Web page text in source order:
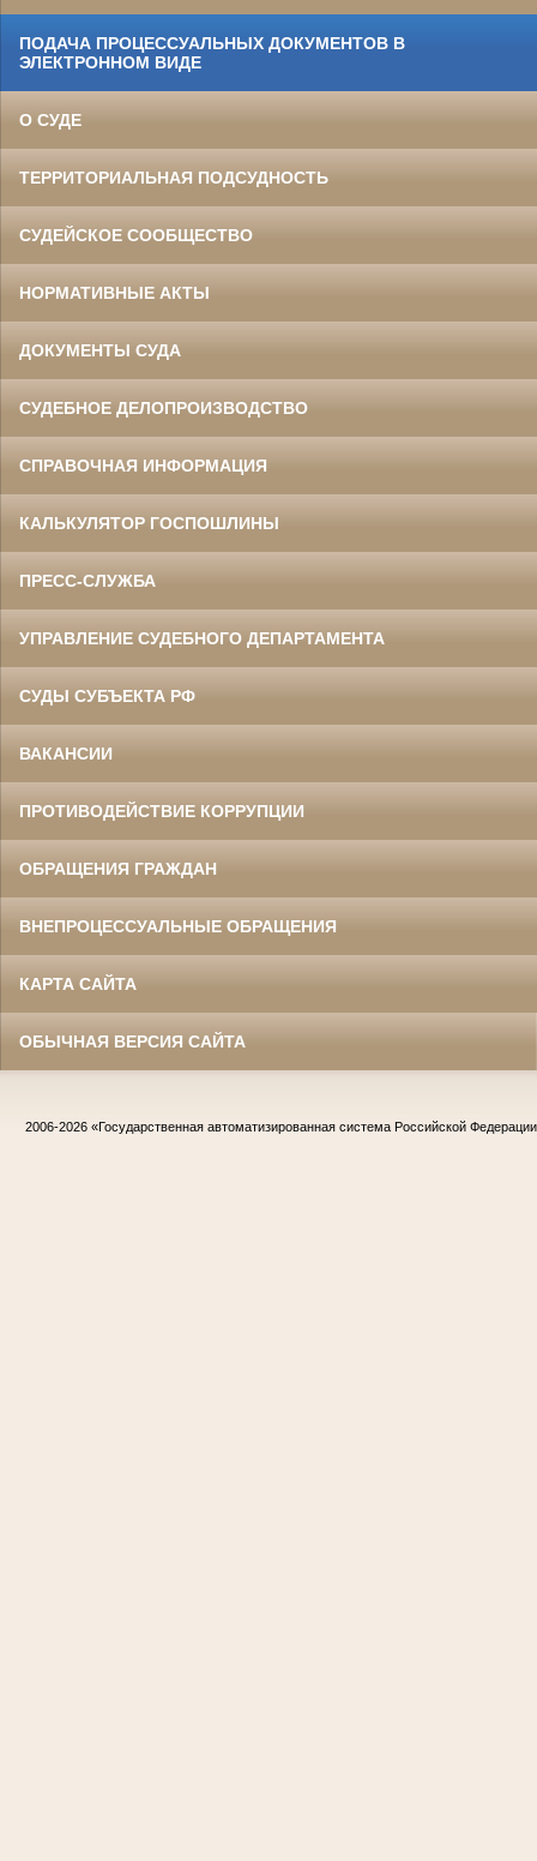
ПОДАЧА ПРОЦЕССУАЛЬНЫХ ДОКУМЕНТОВ В
ЭЛЕКТРОННОМ ВИДЕ
О СУДЕ
ТЕРРИТОРИАЛЬНАЯ ПОДСУДНОСТЬ
СУДЕЙСКОЕ СООБЩЕСТВО
НОРМАТИВНЫЕ АКТЫ
ДОКУМЕНТЫ СУДА
СУДЕБНОЕ ДЕЛОПРОИЗВОДСТВО
СПРАВОЧНАЯ ИНФОРМАЦИЯ
КАЛЬКУЛЯТОР ГОСПОШЛИНЫ
ПРЕСС-СЛУЖБА
УПРАВЛЕНИЕ СУДЕБНОГО ДЕПАРТАМЕНТА
СУДЫ СУБЪЕКТА РФ
ВАКАНСИИ
ПРОТИВОДЕЙСТВИЕ КОРРУПЦИИ
ОБРАЩЕНИЯ ГРАЖДАН
ВНЕПРОЦЕССУАЛЬНЫЕ ОБРАЩЕНИЯ
КАРТА САЙТА
ОБЫЧНАЯ ВЕРСИЯ САЙТА
2006-2026 «Государственная автоматизированная система Российской